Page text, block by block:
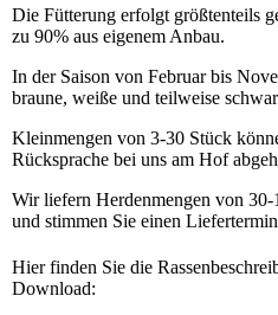
Die Fütterung erfolgt größtenteils
zu 90% aus eigenem Anbau.
In der Saison von Februar bis
braune, weiße und teilweise
Kleinmengen von 3-30 Stück
Rücksprache bei uns am Hof
Wir liefern Herdenmengen von
und stimmen Sie einen
Hier finden Sie die
Download: